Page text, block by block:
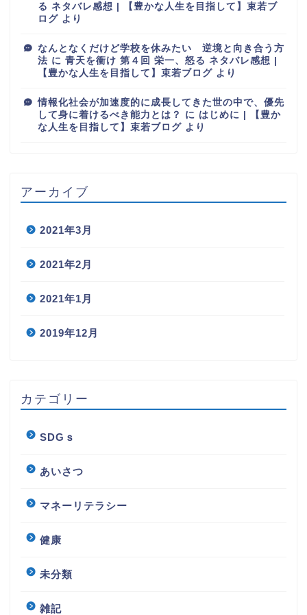
る ネタバレ感想 | 【豊かな人生を目指して】束若ブ
ログ より
なんとなくだけど学校を休みたい 逆境と向き合う方
法 に 青天を衝け 第４回 栄一、怒る ネタバレ感想 |
【豊かな人生を目指して】束若ブログ より
情報化社会が加速度的に成長してきた世の中で、優先
して身に着けるべき能力とは？
に はじめに | 【豊か
な人生を目指して】束若ブログ より
アーカイブ
2021年3月
2021年2月
2021年1月
2019年12月
カテゴリー
SDGｓ
あいさつ
マネーリテラシー
健康
未分類
雑記